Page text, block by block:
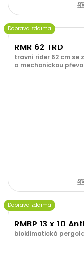
Doprava zdarma
RMR 62 TRD
travní rider 62 cm se
a mechanickou
Doprava zdarma
RMBP 13 x 10
bioklimatická